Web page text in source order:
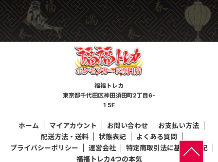
福福トレカ
東京都千代田区神田須田町2丁目6-
1 5F
ホーム マイアカウント お問い合わせ
お支払い方法
配送方法・送料
状態表記
よくある質問
プライバシーポリシー
運営会社
特定商取引法に基づく表記
福福トレカ4つの本気